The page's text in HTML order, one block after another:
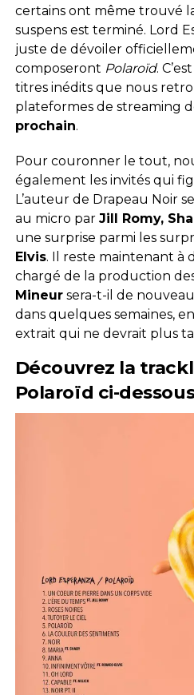
certains ont même trouvé
suspens est terminé. Lord
juste de dévoiler
composeront Polaroïd.
titres inédits que nous
plateformes de streaming
prochain.
Pour couronner le tout,
également les invités qui
L’auteur de Drapeau Noir
au micro par Jill Romy,
une surprise parmi les
Elvis. Il reste maintenant à
chargé de la production
Mineursera-t-il de
dans quelques semaines,
extrait qui ne devrait plus
Découvrez la
Polaroïd ci-